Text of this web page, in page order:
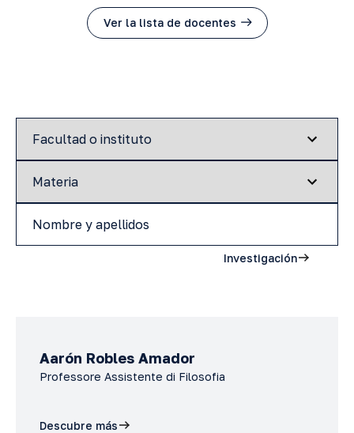
Ver la lista de docentes
Investigación
Aarón Robles Amador
Professore Assistente di Filosofia
Descubre más